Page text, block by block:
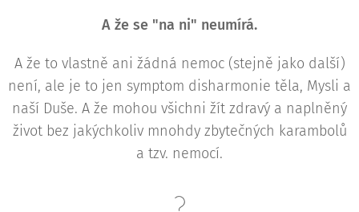
A že se "na ni" neumírá.
A že to vlastně ani žádná nemoc (stejně jako další)
není, ale je to jen symptom disharmonie těla, Mysli a
naší Duše. A že mohou všichni žít zdravý a naplněný
život bez jakýchkoliv mnohdy zbytečných karambolů
a tzv. nemocí.